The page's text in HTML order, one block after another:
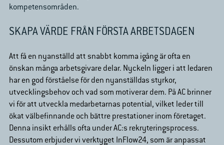
kompetensområden.
SKAPA VÄRDE FRÅN FÖRSTA ARBETSDAGEN
Att få en nyanställd att snabbt komma igång är ofta en
önskan många arbetsgivare delar. Nyckeln ligger i att ledaren
har en god förståelse för den nyanställdas styrkor,
utvecklingsbehov och vad som motiverar dem. På AC brinner
vi för att utveckla medarbetarnas potential, vilket leder till
ökat välbefinnande och bättre prestationer inom företaget.
Denna insikt erhålls ofta under AC:s rekryteringsprocess.
Dessutom erbjuder vi verktyget InFlow24, som är anpassat